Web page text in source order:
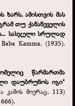
ხარს, ამისთვის მას
თუ ქანანეველის
სასჯელი სრულად
Kamma. (1935).
წარმართმა
დაუბრუნოს იგი"
კამის მიერაც, 113)